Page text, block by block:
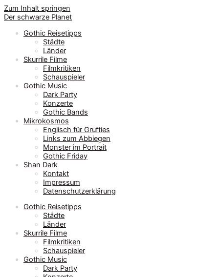
Zum Inhalt springen
Der schwarze Planet
Gothic Reisetipps
Städte
Länder
Skurrile Filme
Filmkritiken
Schauspieler
Gothic Music
Dark Party
Konzerte
Gothic Bands
Mikrokosmos
Englisch für Grufties
Links zum Abbiegen
Monster im Portrait
Gothic Friday
Shan Dark
Kontakt
Impressum
Datenschutzerklärung
Gothic Reisetipps
Städte
Länder
Skurrile Filme
Filmkritiken
Schauspieler
Gothic Music
Dark Party